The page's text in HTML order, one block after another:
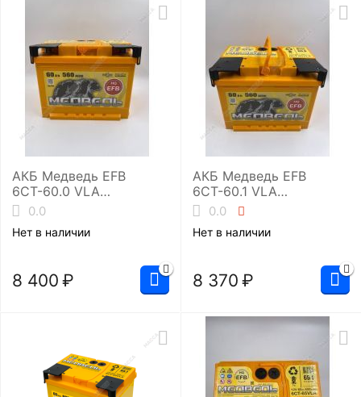
АКБ Медведь EFB
6СТ-60.0 VLA
(L2/560EN)
0.0
Нет в наличии
8 400 ₽
АКБ Медведь EFB
6СТ-60.1 VLA
(L2/560EN)
0.0
Нет в наличии
8 370 ₽